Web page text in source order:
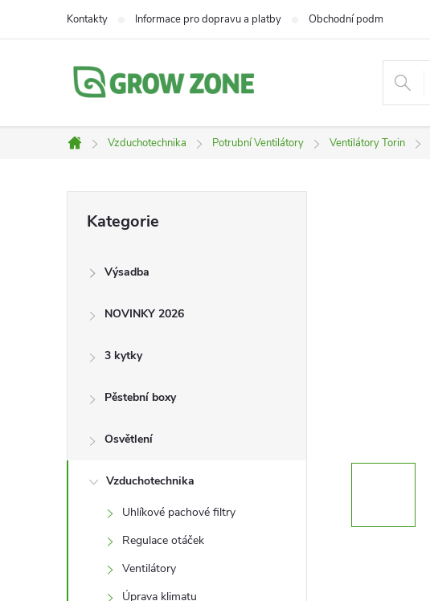
Kontakty Informace pro dopravu a platby Obchodní podmínky
Domů
Vzduchotechnika Potrubní Ventilátory Ventilátory Torin
n
kategorie
Kategorie
Výsadba
NOVINKY 2026
3 kytky
Pěstební boxy
Osvětlení
Vzduchotechnika
Uhlíkové pachové filtry
Regulace otáček
Ventilátory
Úprava klimatu